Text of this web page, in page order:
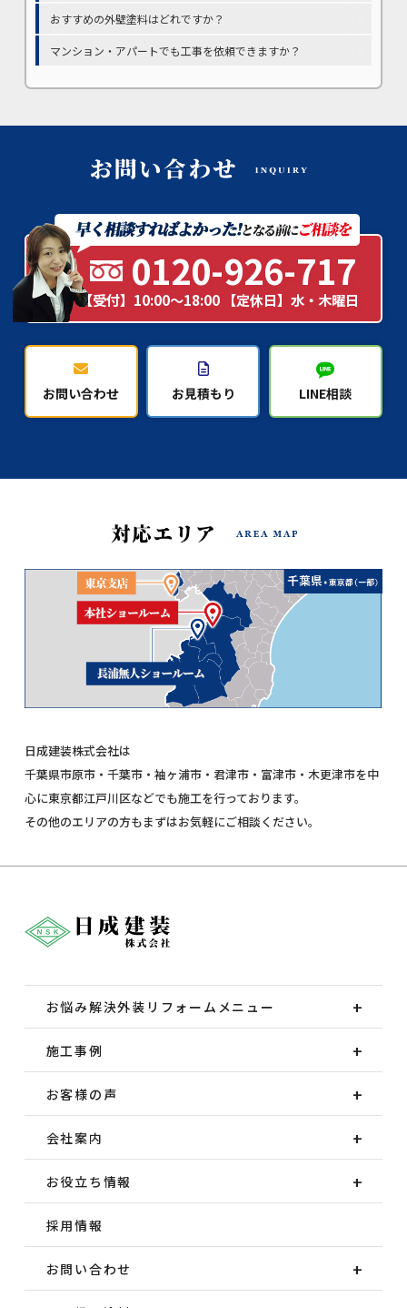
おすすめの外壁塗料はどれですか？
マンション・アパートでも工事を依頼できますか？
0120-926-717
【受付】10:00～18:00 【定休日】水・木曜日
お問い合わせ お見積もり LINE相談
日成建装株式会社は
千葉県市原市・千葉市・袖ヶ浦市・君津市・富津市・木更津市を中
心に東京都江戸川区などでも施工を行っております。
その他のエリアの方もまずはお気軽にご相談ください。
お悩み解決外装 リフォームメニュー
施工事例
お客様の声
会社案内
お役立ち情報
採用情報
お問い合わせ